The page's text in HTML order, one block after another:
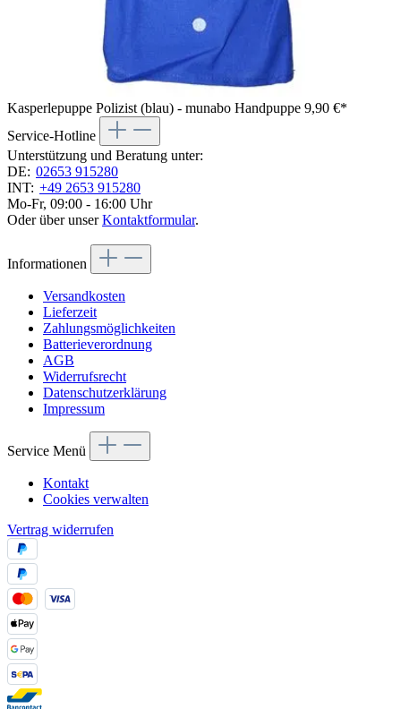
Kasperlepuppe Polizist (blau) - munabo Handpuppe 9,90 €*
Service-Hotline
Unterstützung und Beratung unter:
DE: 02653 915280
INT: +49 2653 915280
Mo-Fr, 09:00 - 16:00 Uhr
Oder über unserKontaktformular.
Informationen
Versandkosten
Lieferzeit
Zahlungsmöglichkeiten
Batterieverordnung
AGB
Widerrufsrecht
Datenschutzerklärung
Impressum
Service Menü
Kontakt
Cookies verwalten
Vertrag widerrufen